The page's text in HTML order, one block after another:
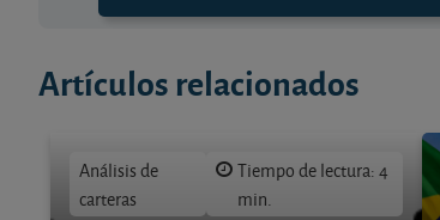
Artículos relacionados
Análisis de
carteras
Tiempo de lectura: 4
min.